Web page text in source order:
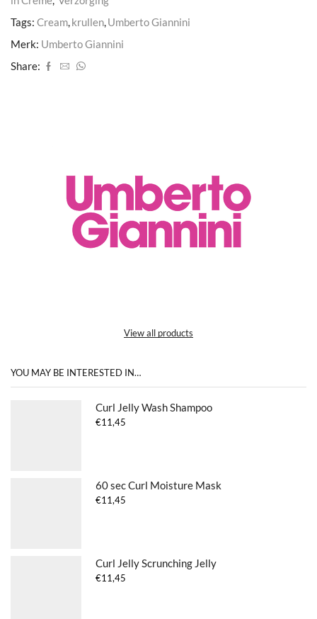
Tags: Cream,krullen,Umberto Giannini
Merk: Umberto Giannini
Share:
View all products
YOU MAY BE INTERESTED IN…
Curl Jelly Wash Shampoo
€11,45
60 sec Curl Moisture Mask
€11,45
Curl Jelly Scrunching Jelly
€11,45